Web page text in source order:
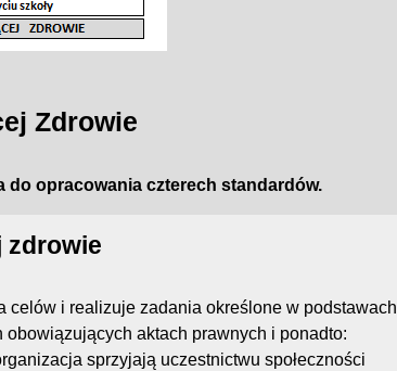
Zdrowie
do opracowania czterech standardów.
zdrowie
celów i realizuje zadania określone w podstawach
aktach prawnych i ponadto:
sprzyjają uczestnictwu społeczności